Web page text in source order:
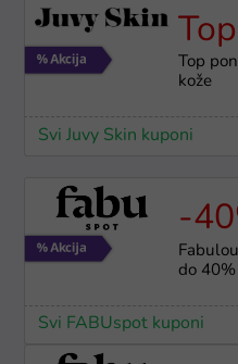
Top
Top
kože
Svi Juvy Skin kuponi
-
do
Svi FABUspot kuponi